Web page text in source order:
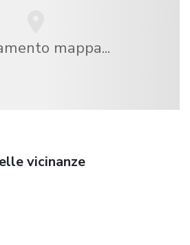
mappa...
vicinanze